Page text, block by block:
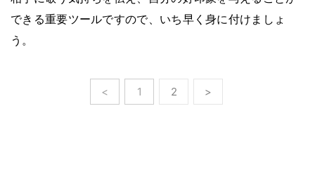
できる重要ツールですので、いち早く身に付けましょ
う。
< 1 2 >